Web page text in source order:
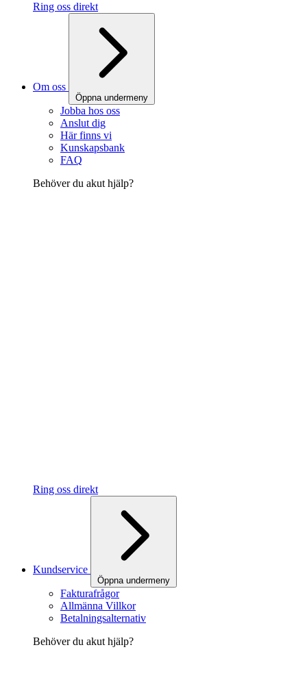
Ring oss direkt
Om oss
Öppna undermeny
Jobba hos oss
Anslut dig
Här finns vi
Kunskapsbank
FAQ
Behöver du akut hjälp?
Ring oss direkt
Kundservice
Öppna undermeny
Fakturafrågor
Allmänna Villkor
Betalningsalternativ
Behöver du akut hjälp?